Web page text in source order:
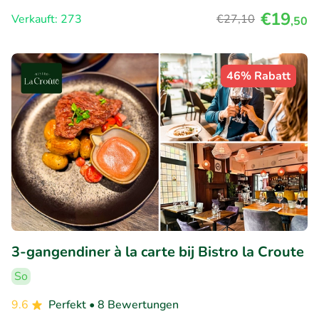
Verkauft: 273
€27,10 €19,50
46% Rabatt
3-gangendiner à la carte bij Bistro la Croute
So
9.6
Perfekt • 8 Bewertungen